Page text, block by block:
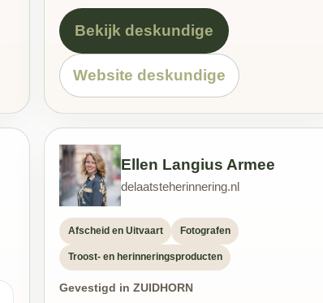
Bekijk deskundige
Website deskundige
Ellen Langius Armee
delaatsteherinnering.nl
Afscheid en Uitvaart Fotografen
Troost- en herinneringsproducten
Gevestigd in ZUIDHORN